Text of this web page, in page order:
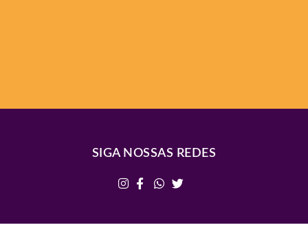
SIGA NOSSAS REDES